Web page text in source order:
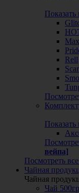
Показать
Rell
Показать
вейпа]
Посмотреть
Чайная
Чайная
Чай 500гр